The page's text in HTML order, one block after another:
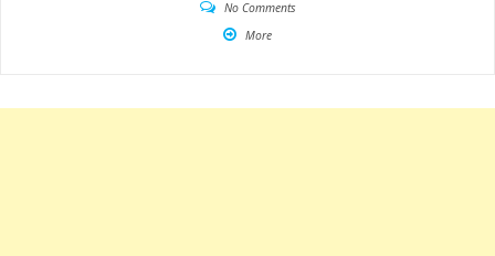
No Comments
More